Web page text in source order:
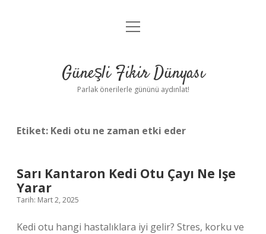
Anasayfa
Yasal Uyarı
menüyü
Güneşli Fikir Dünyası
Parlak önerilerle gününü aydınlat!
Etiket: Kedi otu ne zaman etki eder
Sarı Kantaron Kedi Otu Çayı Ne Işe
Yarar
Tarih: Mart 2, 2025
Kedi otu hangi hastalıklara iyi gelir? Stres, korku ve